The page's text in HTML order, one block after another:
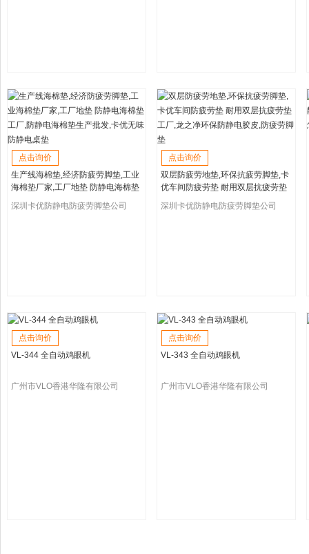
点击询价
生产线海棉垫,经济防疲劳脚垫,工业
海棉垫厂家,工厂地垫 防静电海棉垫
工厂,防静电海棉垫生产批发,卡优无
味防静电桌垫
深圳卡优防静电防疲劳脚垫公司
点击询价
双层防疲劳地垫,环保抗疲劳脚垫,卡
优车间防疲劳垫 耐用双层抗疲劳垫
工厂,龙之净环保防静电胶皮,防疲劳
脚垫
深圳卡优防静电防疲劳脚垫公司
点击询价
VL-344 全自动鸡眼机
广州市VLO香港华隆有限公司
点击询价
VL-343 全自动鸡眼机
广州市VLO香港华隆有限公司